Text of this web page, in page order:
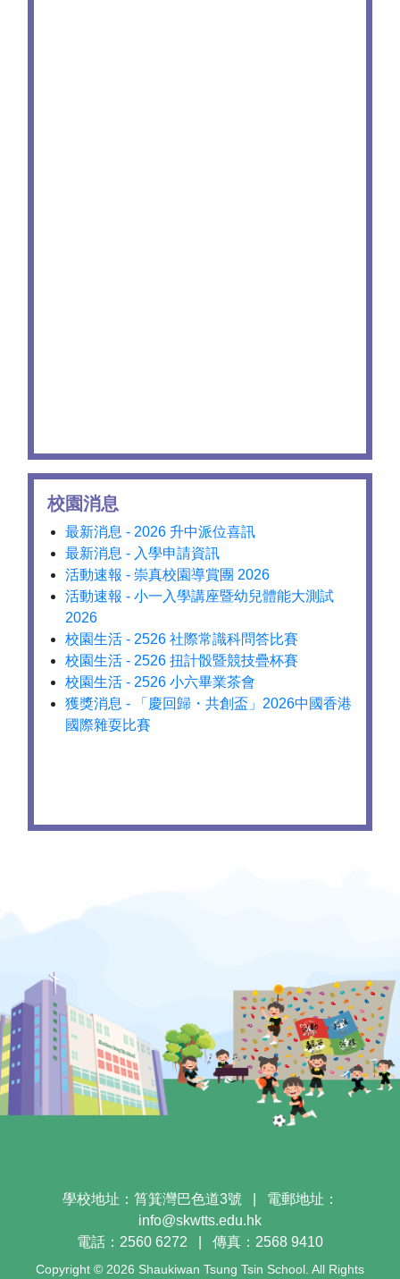
校園消息
最新消息 - 2026 升中派位喜訊
最新消息 - 入學申請資訊
活動速報 - 崇真校園導賞團 2026
活動速報 - 小一入學講座暨幼兒體能大測試
2026
校園生活 - 2526 社際常識科問答比賽
校園生活 - 2526 扭計骰暨競技疊杯賽
校園生活 - 2526 小六畢業茶會
獲獎消息 - 「慶回歸・共創盃」2026中國香港
國際雜耍比賽
學校地址：筲箕灣巴色道3號
電郵地址：
info@skwtts.edu.hk
電話：2560 6272
傳真：2568 9410
Copyright © 2026 Shaukiwan Tsung Tsin School. All Rights